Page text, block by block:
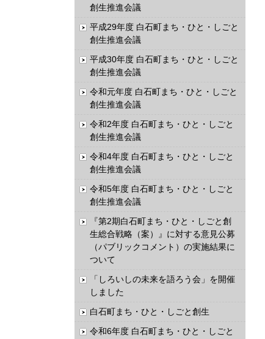
創生推進会議
平成29年度 白石町まち・ひと・しごと
創生推進会議
平成30年度 白石町まち・ひと・しごと
創生推進会議
令和元年度 白石町まち・ひと・しごと
創生推進会議
令和2年度 白石町まち・ひと・しごと
創生推進会議
令和4年度 白石町まち・ひと・しごと
創生推進会議
令和5年度 白石町まち・ひと・しごと
創生推進会議
『第2期白石町まち・ひと・しごと創
生総合戦略（案）』に対する意見公募
（パブリックコメント）の実施結果に
ついて
「しろいしの未来を語ろう会」を開催
しました
白石町まち・ひと・しごと創生
令和6年度 白石町まち・ひと・しごと